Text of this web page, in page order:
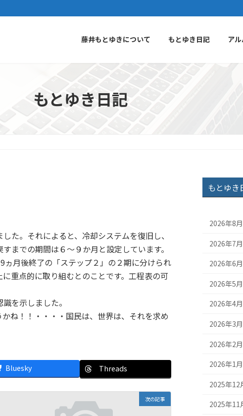
藤井もとゆきについて もとゆき日記 ア
もとゆき日記
た。それによると、冷却システムを復旧し、
までの期間は６～９か月と設定しています。
月後終了の「ステップ２」の２期に分けられ
重点的に取り組むとのことです。工程表の可
を示しました。
ね！！・・・・国民は、世界は、それを求め
Bluesky Threads
次の記事
もとゆき
2026年8月
2026年7月
2026年6月
2026年5月
2026年4月
2026年3月
2026年2月
2026年1月
2025年12
2025年11